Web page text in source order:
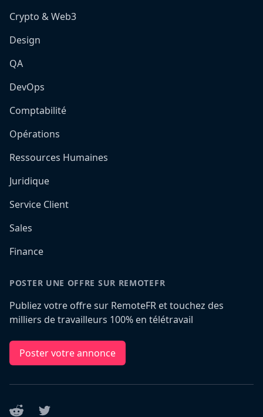
Crypto & Web3
Design
QA
DevOps
Comptabilité
Opérations
Ressources Humaines
Juridique
Service Client
Sales
Finance
POSTER UNE OFFRE SUR REMOTEFR
Publiez votre offre sur RemoteFR et touchez des
milliers de travailleurs 100% en télétravail
Poster votre annonce
Reddit Twitter